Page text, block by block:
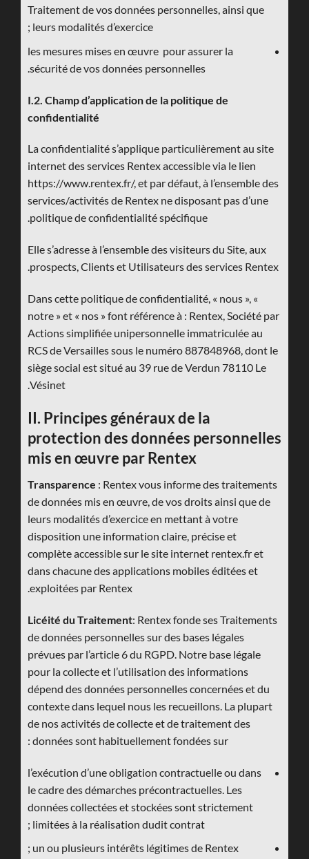
Traitement de vos données personnelles, ainsi que
leurs modalités d’exercice ;
les mesures mises en œuvre pour assurer la
sécurité de vos données personnelles.
I.2. Champ d’application de la politique de
confidentialité
La confidentialité s’applique particulièrement au site
internet des services Rentex accessible via le lien
https://www.rentex.fr/, et par défaut, à l’ensemble des
services/activités de Rentex ne disposant pas d’une
politique de confidentialité spécifique.
Elle s’adresse à l’ensemble des visiteurs du Site, aux
prospects, Clients et Utilisateurs des services Rentex.
Dans cette politique de confidentialité, « nous », «
notre » et « nos » font référence à : Rentex, Société par
Actions simplifiée unipersonnelle immatriculée au
RCS de Versailles sous le numéro 887848968, dont le
siège social est situé au 39 rue de Verdun 78110 Le
Vésinet.
II. Principes généraux de la
protection des données personnelles
mis en œuvre par Rentex
Transparence : Rentex vous informe des traitements
de données mis en œuvre, de vos droits ainsi que de
leurs modalités d’exercice en mettant à votre
disposition une information claire, précise et
complète accessible sur le site internet rentex.fr et
dans chacune des applications mobiles éditées et
exploitées par Rentex.
Licéité du Traitement: Rentex fonde ses Traitements
de données personnelles sur des bases légales
prévues par l’article 6 du RGPD. Notre base légale
pour la collecte et l’utilisation des informations
dépend des données personnelles concernées et du
contexte dans lequel nous les recueillons. La plupart
de nos activités de collecte et de traitement des
données sont habituellement fondées sur :
l’exécution d’une obligation contractuelle ou dans
le cadre des démarches précontractuelles. Les
données collectées et stockées sont strictement
limitées à la réalisation dudit contrat ;
un ou plusieurs intérêts légitimes de Rentex ;